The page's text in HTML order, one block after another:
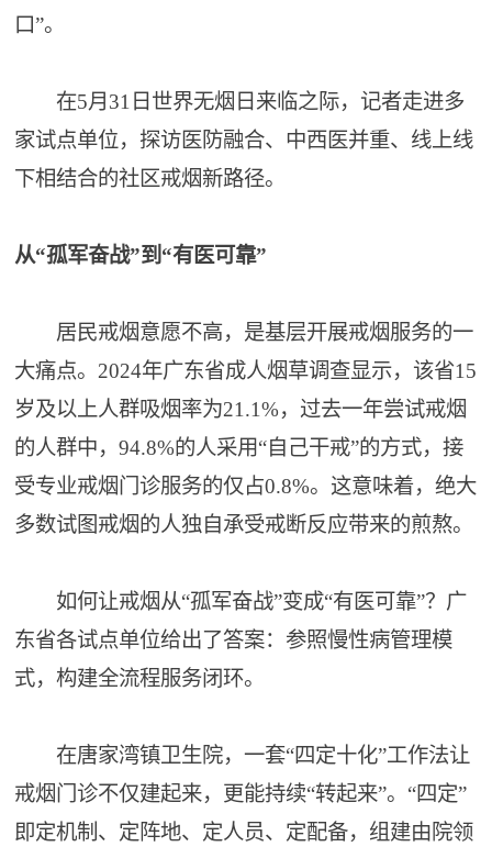
口”。
在5月31日世界无烟日来临之际，记者走进多
家试点单位，探访医防融合、中西医并重、线上线
下相结合的社区戒烟新路径。
从“孤军奋战”到“有医可靠”
居民戒烟意愿不高，是基层开展戒烟服务的一
大痛点。2024年广东省成人烟草调查显示，该省15
岁及以上人群吸烟率为21.1%，过去一年尝试戒烟
的人群中，94.8%的人采用“自己干戒”的方式，接
受专业戒烟门诊服务的仅占0.8%。这意味着，绝大
多数试图戒烟的人独自承受戒断反应带来的煎熬。
如何让戒烟从“孤军奋战”变成“有医可靠”？广
东省各试点单位给出了答案：参照慢性病管理模
式，构建全流程服务闭环。
在唐家湾镇卫生院，一套“四定十化”工作法让
戒烟门诊不仅建起来，更能持续“转起来”。“四定”
即定机制、定阵地、定人员、定配备，组建由院领